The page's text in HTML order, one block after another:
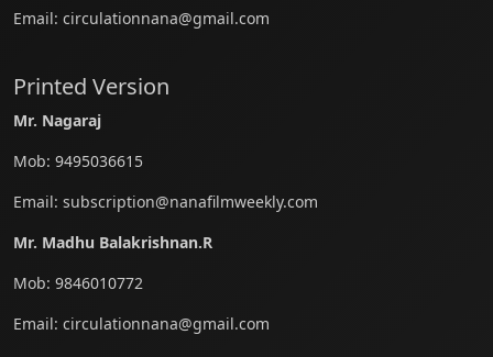
Email: circulationnana@gmail.com
Printed Version
Mr. Nagaraj
Mob: 9495036615
Email: subscription@nanafilmweekly.com
Mr. Madhu Balakrishnan.R
Mob: 9846010772
Email: circulationnana@gmail.com